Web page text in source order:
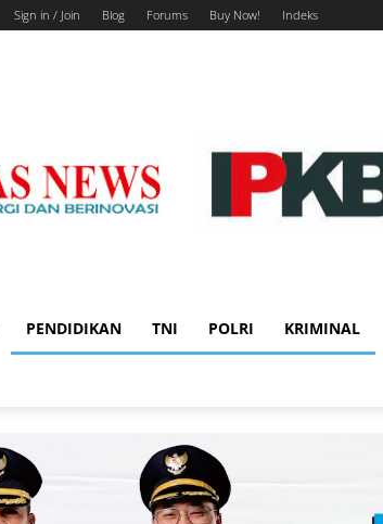
Sign in / Join Blog Forums Buy Now! Indeks
PENDIDIKAN TNI POLRI KRIMINAL